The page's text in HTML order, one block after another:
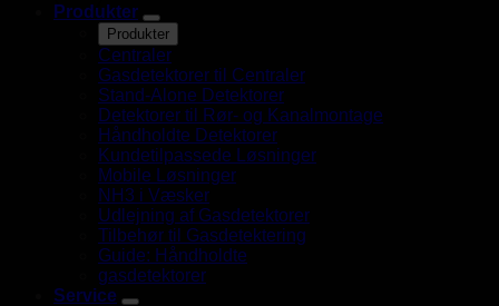
Produkter
Produkter
Centraler
Gasdetektorer til Centraler
Stand-Alone Detektorer
Detektorer til Rør- og Kanalmontage
Håndholdte Detektorer
Kundetilpassede Løsninger
Mobile Løsninger
NH3 i Væsker
Udlejning af Gasdetektorer
Tilbehør til Gasdetektering
Guide: Håndholdte
gasdetektorer
Service